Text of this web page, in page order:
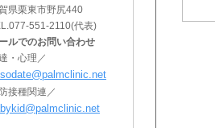
県栗東市野尻440
551-2110(代表)
ルでのお問い合わせ
・心理／
接種関連／